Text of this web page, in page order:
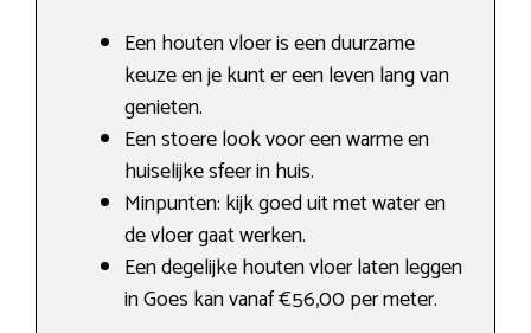
Een houten vloer is een duurzame
keuze en je kunt er een leven lang van
genieten.
Een stoere look voor een warme en
huiselijke sfeer in huis.
Minpunten: kijk goed uit met water en
de vloer gaat werken.
Een degelijke houten vloer laten leggen
in Goes kan vanaf €56,00 per meter.